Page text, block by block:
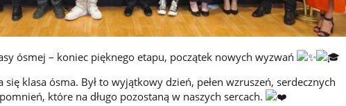
ósmej – koniec pięknego etapu, początek nowych wyzwań
się klasa ósma. Był to wyjątkowy dzień, pełen wzruszeń, serdecznych
które na długo pozostaną w naszych sercach.